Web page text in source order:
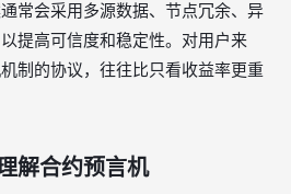
常会采用多源数据、节点冗余、异
提高可信度和稳定性。对用户来
制的协议，往往比只看收益率更重
解合约预言机